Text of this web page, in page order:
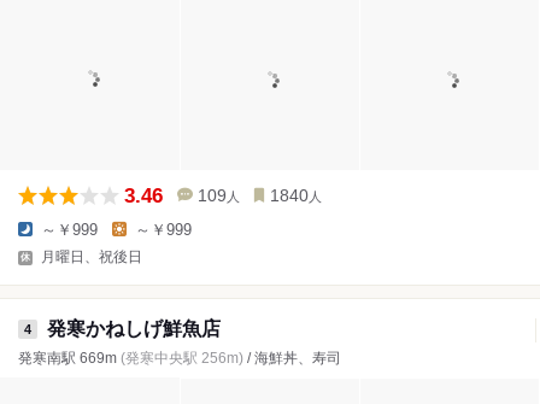
3.46 109 人 1840 人
～￥999 ～￥999
月曜日、祝後日
4 発寒かねしげ鮮魚店
発寒南駅 669m (発寒中央駅 256m) / 海鮮丼、寿司